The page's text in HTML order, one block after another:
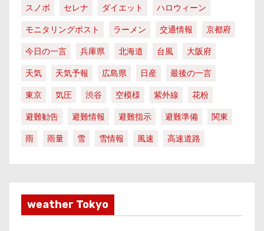
スノボ
セレナ ダイエット
ハロウィーン
モニタリングポスト
ラーメン 交通情報
京都府
今日の一言
兵庫県 北海道 台風
大阪府
天気
天気予報 広島県 日産
最後の一言
東京
気圧 渋谷 空模様 紫外線
花粉
避難勧告
避難情報 避難指示 避難準備
関東
雨
雨量 雪 雪情報 風速 高速道路
weather Tokyo